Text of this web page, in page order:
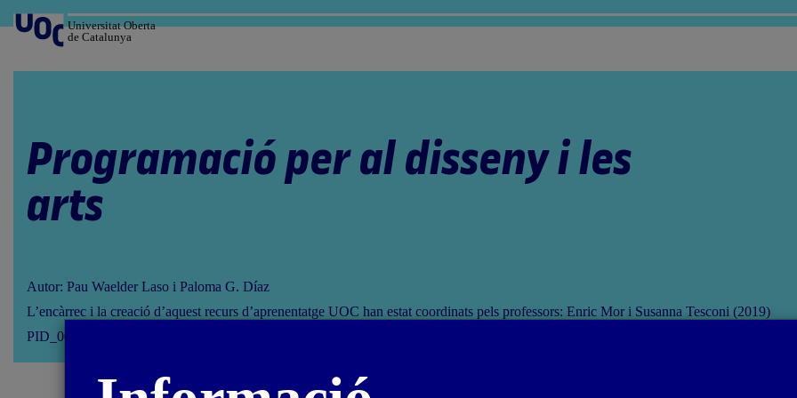
al
contingut
Universitat Oberta
de Catalunya
Programació per al disseny i les
arts
Autor: Pau Waelder Laso i Paloma G. Díaz
L’encàrrec i la creació d’aquest recurs d’aprenentatge UOC han estat coordinats pels professors: Enric Mor i Susanna Tesconi (2019)
PID_00258584